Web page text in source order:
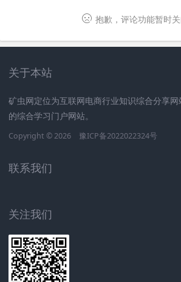
抱歉，评论功能暂时
关于本站
矿虫网定位为互联网电商行业知识综合分享
的综合学习门户网站。
Copyright © 2026 豫ICP备2022022324号
联系我们
关注我们